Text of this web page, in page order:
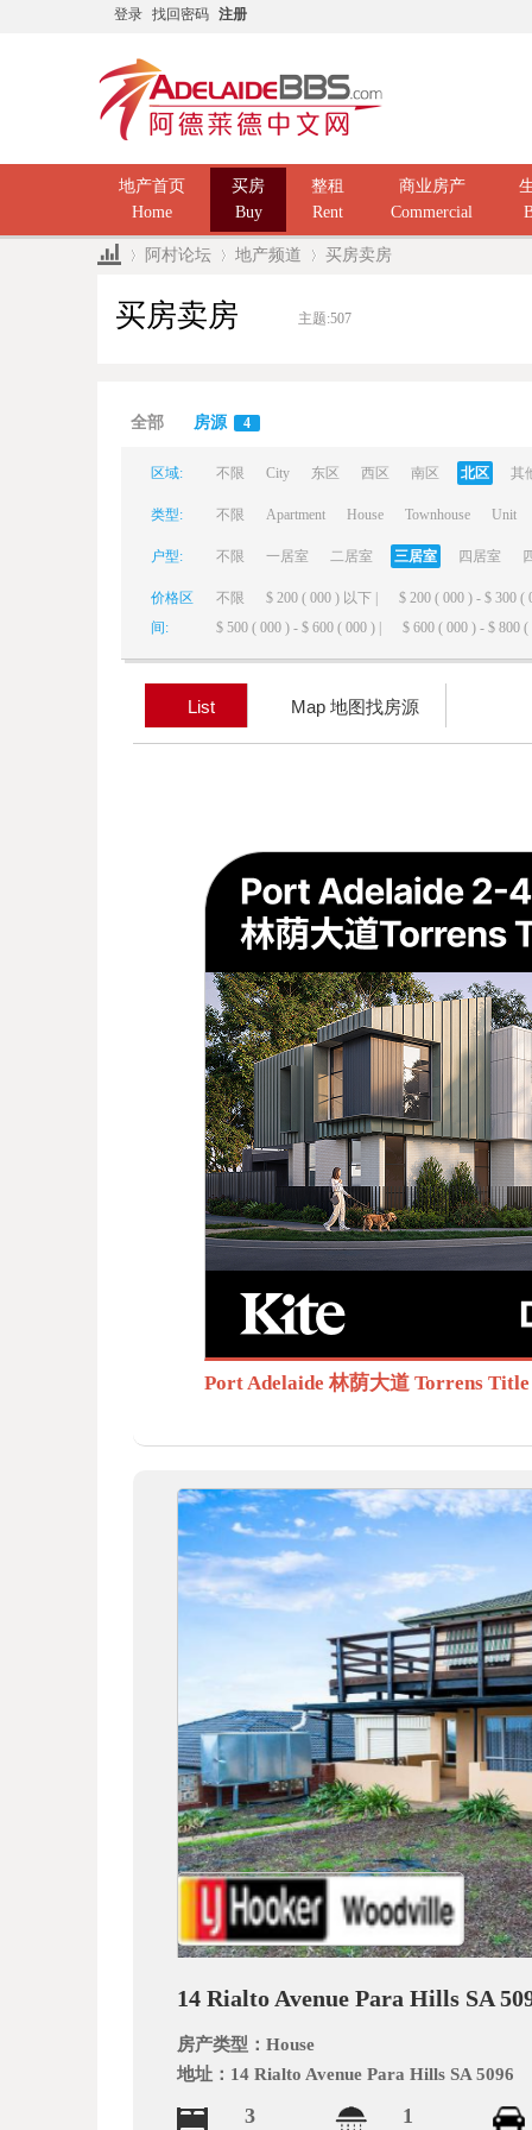
登录 找回密码 注册
地产首页
Home
买房
Buy
整租
Rent
商业房产
Commercial
阿村论坛 地产频道 买房卖房
买房卖房 主题:507
全部 房源 4
区域: 不限 City 东区 西区 南区 北区 其
类型: 不限 Apartment House Townhouse Unit
户型: 不限 一居室 二居室 三居室 四居室
价格区
间:
不限 $ 200 ( 000 ) 以下 |
$ 200 ( 000 ) - $ 300 (
$ 500 ( 000 ) - $ 600 ( 000 ) |
$ 600 ( 000 ) - $ 800 (
List Map 地图找房源
Port Adelaide 林荫大道 Torrens
14 Rialto Avenue Para Hills SA
房产类型：House
地址： 14 Rialto Avenue Para Hills SA 5096
3 1